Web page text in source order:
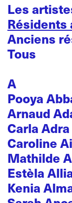
Les
Résidents
Anciens
Tous
A
Pooya
Arnaud
Carla Adra
Caroline
Mathilde
Estèla
Kenia